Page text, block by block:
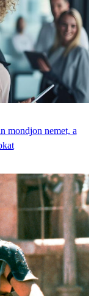
mondjon nemet, a